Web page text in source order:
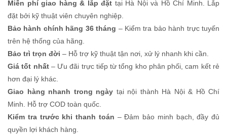
Miễn phí giao hàng & lắp đặt tại Hà Nội và Hồ Chí Minh. Lắp
đặt bởi kỹ thuật viên chuyên nghiệp.
Bảo hành chính hãng 36 tháng – Kiểm tra bảo hành trực tuyến
trên hệ thống của hãng.
Bảo trì trọn đời – Hỗ trợ kỹ thuật tận nơi, xử lý nhanh khi cần.
Giá tốt nhất– Ưu đãi trực tiếp từ tổng kho phân phối, cam kết rẻ
hơn đại lý khác.
Giao hàng nhanh trong ngày tại nội thành Hà Nội & Hồ Chí
Minh. Hỗ trợ COD toàn quốc.
Kiểm tra trước khi thanh toán – Đảm bảo minh bạch, đầy đủ
quyền lợi khách hàng.